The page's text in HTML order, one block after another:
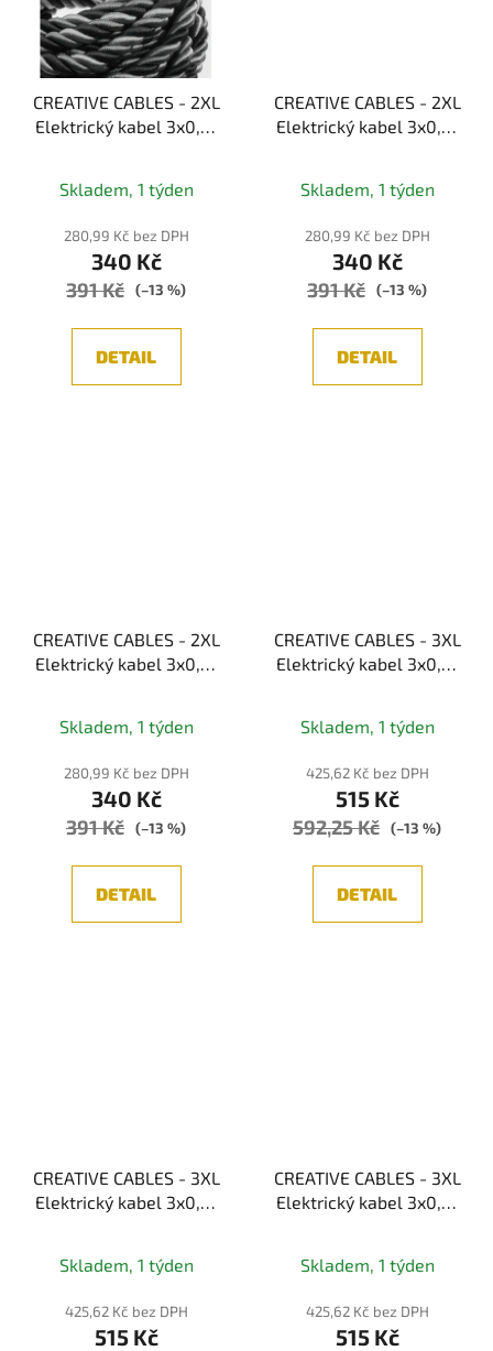
CREATIVE CABLES - 2XL
Elektrický kabel 3x0,75
24 mm (černá/šedá)
Skladem, 1 týden
280,99 Kč bez DPH
340 Kč
391 Kč (–13 %)
DETAIL
CREATIVE CABLES - 2XL
Elektrický kabel 3x0,75
Skladem, 1 týden
280,99 Kč bez DPH
340 Kč
391 Kč (–13 %)
DETAIL
CREATIVE CABLES - 2XL
Elektrický kabel 3x0,75
Skladem, 1 týden
280,99 Kč bez DPH
340 Kč
391 Kč (–13 %)
DETAIL
CREATIVE CABLES - 3XL
Elektrický kabel 3x0,75
Skladem, 1 týden
425,62 Kč bez DPH
515 Kč
592,25 Kč (–13 %)
DETAIL
CREATIVE CABLES - 3XL
Elektrický kabel 3x0,75
Skladem, 1 týden
425,62 Kč bez DPH
515 Kč
CREATIVE CABLES - 3XL
Elektrický kabel 3x0,75
Skladem, 1 týden
425,62 Kč bez DPH
515 Kč